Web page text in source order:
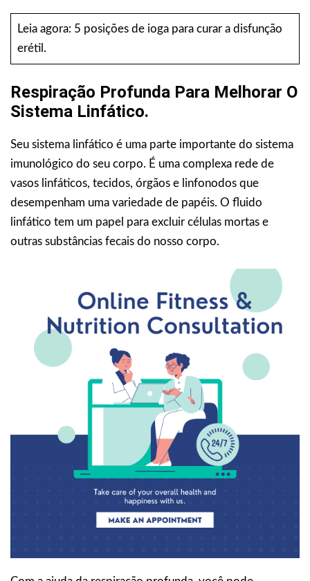
Leia agora: 5 posições de ioga para curar a disfunção
erétil.
Respiração Profunda Para Melhorar O
Sistema Linfático.
Seu sistema linfático é uma parte importante do sistema
imunológico do seu corpo. É uma complexa rede de
vasos linfáticos, tecidos, órgãos e linfonodos que
desempenham uma variedade de papéis. O fluido
linfático tem um papel para excluir células mortas e
outras substâncias fecais do nosso corpo.